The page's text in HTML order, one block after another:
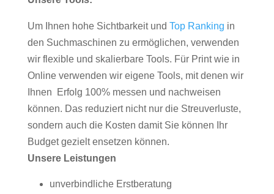
Um Ihnen hohe Sichtbarkeit und Top Ranking in
den Suchmaschinen zu ermöglichen, verwenden
wir flexible und skalierbare Tools. Für Print wie in
Online verwenden wir eigene Tools, mit denen wir
Ihnen Erfolg 100% messen und nachweisen
können. Das reduziert nicht nur die Streuverluste,
sondern auch die Kosten damit Sie können Ihr
Budget gezielt ensetzen können.
Unsere Leistungen
unverbindliche Erstberatung